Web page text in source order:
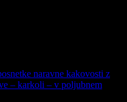
naravne kakovosti z
– karkoli – v poljubnem